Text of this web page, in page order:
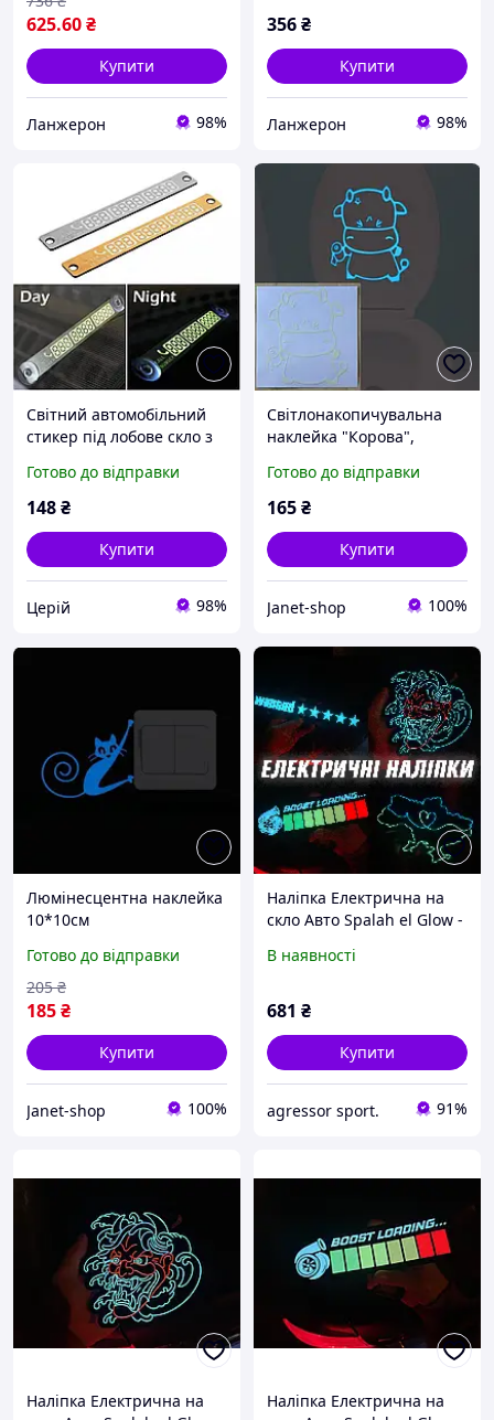
625.60₴
Купити
Ланжерон 98%
356₴
Купити
Ланжерон 98%
Світний автомобільний
стикер під лобове скло з
автомобільний
автовізитка для
Готово до відправки
148₴
Купити
Церій 98%
Світлонакопичувальна
наклейка "Корова",
розмір стікера 15*15см
Готово до відправки
165₴
Купити
Janet-shop 100%
Люмінесцентна наклейка
10*10см
Готово до відправки
185₴
205 ₴
Купити
Janet-shop 100%
Наліпка Електрична на
скло Авто Spalah el Glow -
режимів горіння з
В наявності
681 ₴
Купити
agressor sport. 91%
Наліпка Електрична на
Наліпка Електрична на